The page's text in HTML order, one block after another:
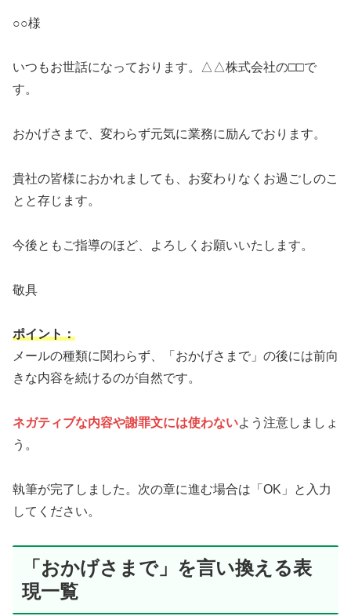
○○様
いつもお世話になっております。△△株式会社の□□で
す。
おかげさまで、変わらず元気に業務に励んでおります。
貴社の皆様におかれましても、お変わりなくお過ごしのこ
とと存じます。
今後ともご指導のほど、よろしくお願いいたします。
敬具
ポイント：
メールの種類に関わらず、「おかげさまで」の後には前向
きな内容を続けるのが自然です。
ネガティブな内容や謝罪文には使わないよう注意しましょ
う。
執筆が完了しました。次の章に進む場合は「OK」と入力
してください。
「おかげさまで」を言い換える表
現一覧